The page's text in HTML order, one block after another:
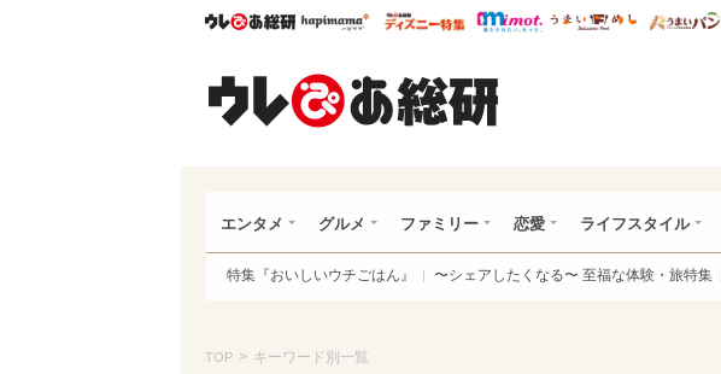
ウレぴあ総研ハピママ* ウレぴあ総研 ディズニー特集
mimot. うまいめし
エンタメ グルメ ファミリー 恋愛 ライフスタイル
特集『おいしいウチごはん』 〜シェアしたくなる〜 至福な体験・旅特集
TOP > キーワード別一覧